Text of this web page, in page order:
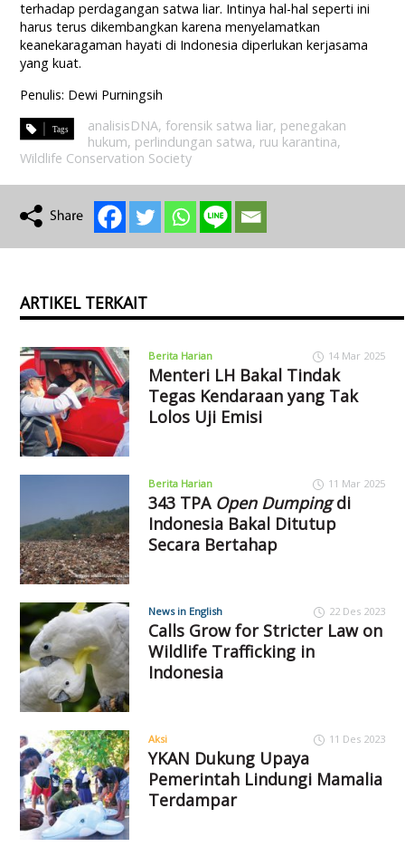
terhadap perdagangan satwa liar. Intinya hal-hal seperti ini
harus terus dikembangkan karena menyelamatkan
keanekaragaman hayati di Indonesia diperlukan kerjasama
yang kuat.
Penulis: Dewi Purningsih
analisisDNA,forensik satwa liar, penegakan
hukum, perlindungan satwa, ruu karantina,
Wildlife Conservation Society
ARTIKEL TERKAIT
Berita Harian 14 Mar 2025
Menteri LH Bakal Tindak
Tegas Kendaraan yang Tak
Lolos Uji Emisi
Berita Harian 11 Mar 2025
343 TPA Open Dumpingdi
Indonesia Bakal Ditutup
Secara Bertahap
News in English 22 Des 2023
Calls Grow for Stricter Law on
Wildlife Trafficking in
Indonesia
Aksi 11 Des 2023
YKAN Dukung Upaya
Pemerintah Lindungi Mamalia
Terdampar